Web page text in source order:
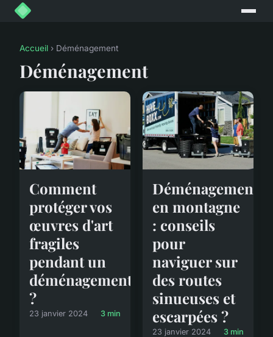
Accueil › Déménagement
Déménagement
Comment
protéger vos
œuvres d'art
fragiles
pendant un
déménagement
?
23 janvier 2024 3 min
Déménagement
en montagne
: conseils
pour
naviguer sur
des routes
sinueuses et
escarpées ?
23 janvier 2024 3 min